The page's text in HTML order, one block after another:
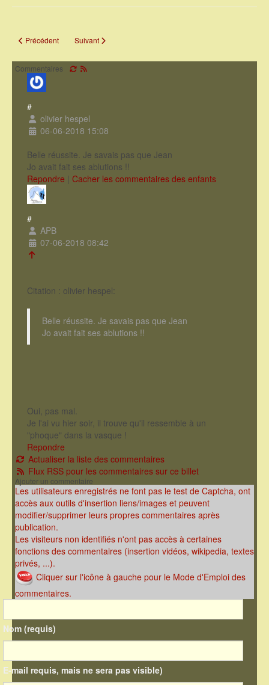
Article précédent : L'operata du 17/06/2018 : descente du Finicione RD
Précédent Article suivant : Et toujours le téléphérique du Carciara...
Suivant
Commentaires
#
olivier hespel
06-06-2018 15:08
Belle réussite. Je savais pas que Jean
Jo avait fait ses ablutions !!
Repondre
Cacher les commentaires des enfants
#
APB
07-06-2018 08:42
Citation : olivier hespel:
Belle réussite. Je savais pas que Jean
Jo avait fait ses ablutions !!
Oui, pas mal.
Je l'ai vu hier soir, il trouve qu'il ressemble à un
"phoque" dans la vasque !
Repondre
Actualiser la liste des commentaires
Flux RSS pour les commentaires sur ce billet
Ajouter un commentaire
Les utilisateurs enregistrés ne font pas le test de Captcha, ont
accès aux outils d'insertion liens/images et peuvent
modifier/supprimer leurs propres commentaires après
publication.
Les visiteurs non identifiés n'ont pas accès à certaines
fonctions des commentaires (insertion vidéos, wikipedia, textes
privés, ...).
Cliquer sur l'icône à gauche pour le Mode d'Emploi des
commentaires.
Nom (requis)
E-mail requis, mais ne sera pas visible)